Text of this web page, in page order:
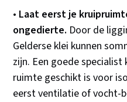
• Laat eerst je
ongedierte. Door de
Gelderse klei kunnen
zijn. Een goede
ruimte geschikt is voor
eerst ventilatie of vocht-